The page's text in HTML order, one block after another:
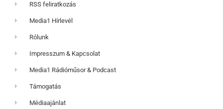
RSS feliratkozás
Media1 Hírlevél
Rólunk
Impresszum & Kapcsolat
Media1 Rádióműsor & Podcast
Támogatás
Médiaajánlat